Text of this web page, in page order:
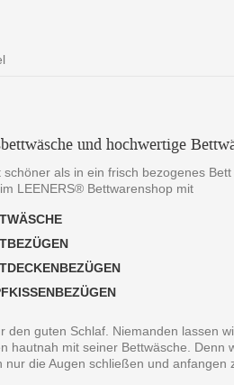
und hochwertige
schöner als in ein frisch bezogenes
LEENERS® Bettwarenshop mit
den guten Schlaf. Niemanden lassen
hautnah mit seiner Bettwäsche. Denn
nur die Augen schließen und anfangen